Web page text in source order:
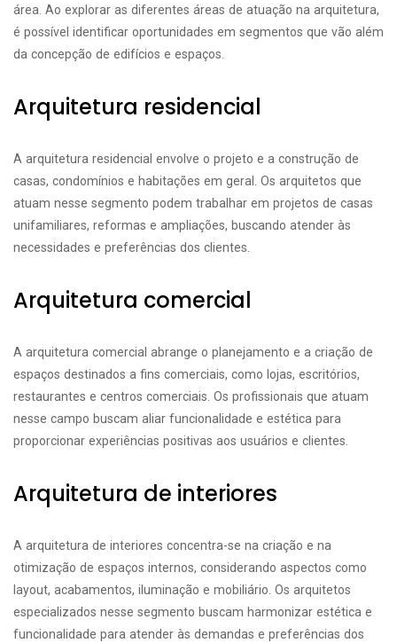
área. Ao explorar as diferentes áreas de atuação na arquitetura,
é possível identificar oportunidades em segmentos que vão além
da concepção de edifícios e espaços.
Arquitetura residencial
A arquitetura residencial envolve o projeto e a construção de
casas, condomínios e habitações em geral. Os arquitetos que
atuam nesse segmento podem trabalhar em projetos de casas
unifamiliares, reformas e ampliações, buscando atender às
necessidades e preferências dos clientes.
Arquitetura comercial
A arquitetura comercial abrange o planejamento e a criação de
espaços destinados a fins comerciais, como lojas, escritórios,
restaurantes e centros comerciais. Os profissionais que atuam
nesse campo buscam aliar funcionalidade e estética para
proporcionar experiências positivas aos usuários e clientes.
Arquitetura de interiores
A arquitetura de interiores concentra-se na criação e na
otimização de espaços internos, considerando aspectos como
layout, acabamentos, iluminação e mobiliário. Os arquitetos
especializados nesse segmento buscam harmonizar estética e
funcionalidade para atender às demandas e preferências dos